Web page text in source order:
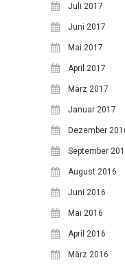
3 4
10
17 18
24 25 26
31
Juli 2017
Juni 2017
Mai 2017
April 2017
März 2017
Januar 2017
Dezember
September
August 2016
Juni 2016
Mai 2016
April 2016
März 2016